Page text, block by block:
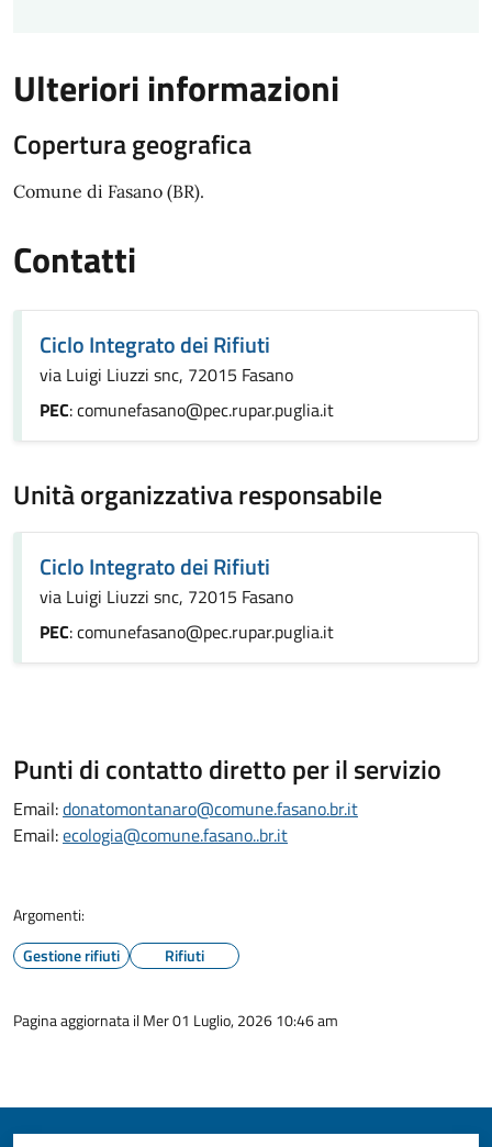
Ulteriori informazioni
Copertura geografica
Comune di Fasano (BR).
Contatti
Ciclo Integrato dei Rifiuti
via Luigi Liuzzi snc, 72015 Fasano
PEC: comunefasano@pec.rupar.puglia.it
Unità organizzativa responsabile
Ciclo Integrato dei Rifiuti
via Luigi Liuzzi snc, 72015 Fasano
PEC: comunefasano@pec.rupar.puglia.it
Punti di contatto diretto per il servizio
Email:donatomontanaro@comune.fasano.br.it
Email:ecologia@comune.fasano..br.it
Argomenti:
Gestione rifiuti
Rifiuti
Pagina aggiornata il Mer 01 Luglio, 2026 10:46 am